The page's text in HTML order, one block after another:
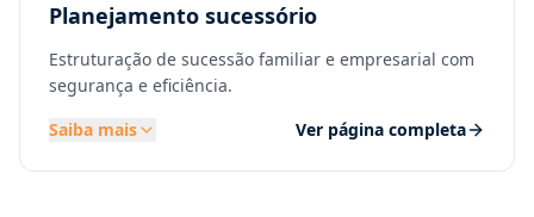
Planejamento sucessório
Estruturação de sucessão familiar e empresarial com
segurança e eficiência.
Saiba mais
Ver página completa